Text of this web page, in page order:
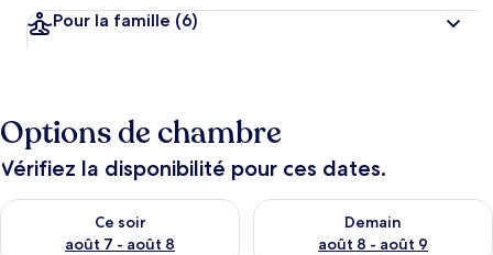
Pour la famille (6)
Options de chambre
Vérifiez la disponibilité pour ces dates.
Ce soir
août 7 - août 8
Vérifier la disponibilité pour ce soir août 7 - août 8
Demain
août 8 - août 9
Vérifier la disponibilité pour